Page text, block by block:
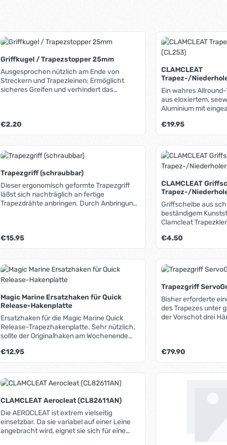
Griffkugel / Trapezstopper 25mm
Ausgesprochen nützlich am Ende von
Streckern und Trapezleinen: Ermöglicht
sicheres Greifen und verhindert das
unterscheiden.
Regulärer Preis:
€2.20
CLAMCLEAT
Trapez-/
Ein wahres
aus eloxiertem,
Aluminium mit
von einfachen,
z.B. am Trapez oder
für Seil 4-8mm.
mit Auslaßrolle zu
Regulärer Preis:
€19.95
Produkt
Trapezgriff (schraubbar)
Dieser ergonomisch geformte Trapezgriff
läßst sich nachträglich an fertige
Trapezdrähte anbringen. Durch Anbringung
Regulärer Preis:
€15.95
Produkt Anzahl: Gib den gewünschten
CLAMCLEAT
Trapez-/
Griffscheibe aus
beständigem
Clamcleat
Regulärer Preis:
€4.50
Produkt
Magic Marine Ersatzhaken für Quick
Release-Hakenplatte
Ersatzhaken für die Magic Marine Quick
Release-Trapezhakenplatte. Sehr nützlich,
sollte der Originalhaken am Wochenende
Regulärer Preis:
€12.95
Produkt Anzahl: Gib den gewünschten
Trapezgriff
Bisher erforderte
des Trapezes unter
der Vorschot drei
Taljenseil, verstellt
Mit dem Servo
der Talje nun mit
einzigartige
Regulärer Preis:
€79.90
Produkt
CLAMCLEAT Aerocleat (CL82611AN)
Die AEROCLEAT ist extrem vielseitig
einsetzbar. Da sie variabel auf einer Leine
angebracht wird, eignet sie sich für eine